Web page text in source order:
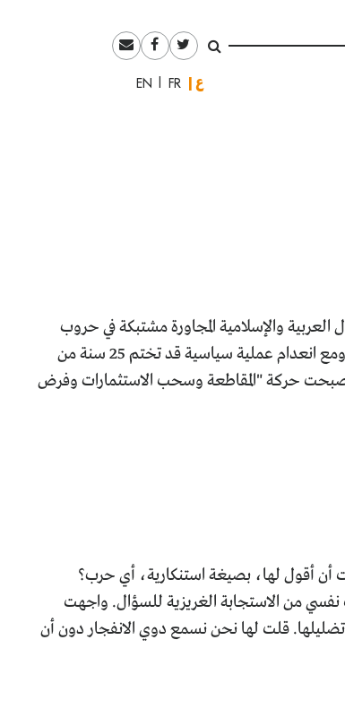
العربيةFrançais
English
والإسلامية المجاورة مشتبكة في حروب
طائفية وصراعات إقليمية جعلت من "قضيتهم الأولى" أولويتهم الأخيرة، ومع انعدام عملية سياسية قد تختم 25 سنة من
أصبحت حركة "المقاطعة وسحب الاستثمارات وفرض
أن أقول لها، بصيغة استنكارية، أي حرب؟
من الاستجابة الغريزية للسؤال. واجهت
قلت لها نحن نسمع دوي الانفجار دون أن